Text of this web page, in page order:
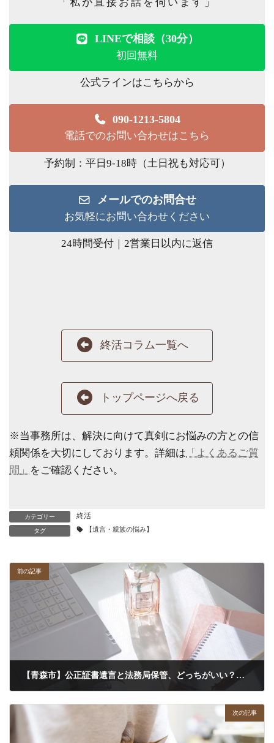
LINEで相談（30分）
初回無料
公式ラインはこちらから
090-1213-5804
電話でのお問い合わせはこちら
予約制：平日9-18時（土日祝も対応可）
メールでのお問合せ
お気軽にお問い合わせください
24時間受付｜2営業日以内に返信
終活コラム一覧へ
トップページへ戻る
※当事務所は、解決に向けて真剣にお悩みの方との信
頼関係を大切にしております。詳細は 「よくあるご質
問」
をご確認ください。
カテゴリー 終活
タグ 【遺言・親族の悩み】
前の記事
【青森市】公正証書遺言と法務局保管、どっちがいい？家族に確実に想いを届けるための「失敗しない選び方」
次の記事